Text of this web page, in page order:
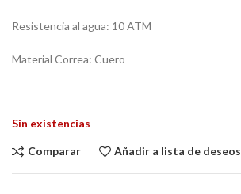
Resistencia al agua: 10 ATM
Material Correa: Cuero
Sin existencias
Comparar Añadir a lista de deseos